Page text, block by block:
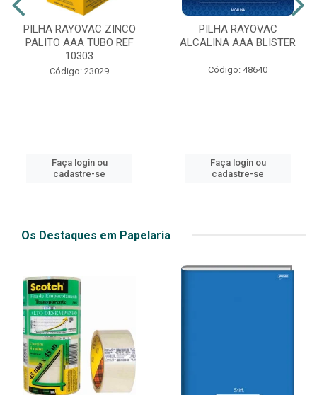
PILHA RAYOVAC ZINCO
PALITO AAA TUBO REF
10303
Código: 23029
Faça login ou
cadastre-se
PILHA RAYOVAC
ALCALINA AAA BLISTER
Código: 48640
Faça login ou
cadastre-se
Os Destaques em Papelaria